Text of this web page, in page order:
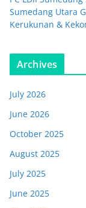
Sumedang Utara
Kerukunan &
Archives
July 2026
June 2026
October 2025
August 2025
July 2025
June 2025